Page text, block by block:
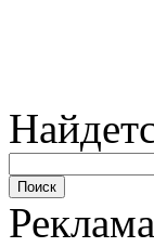
Реклама